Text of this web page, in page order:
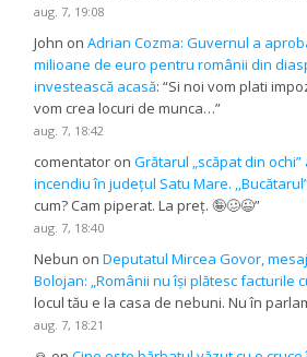
aug. 7, 19:08
John onAdrian Cozma: Guvernul a
milioane de euro pentru românii din
investească acasă: “Si noi vom plati
vom crea locuri de munca…”
aug. 7, 18:42
comentator onGrătarul „scăpat din
incendiu în județul Satu Mare.
cum? Cam piperat. La preț. 🤪🥴😉”
aug. 7, 18:40
Nebun onDeputatul Mircea Govor,
Bolojan: „Românii nu își plătesc facturile
locul tău e la casa de nebuni. Nu în
aug. 7, 18:21